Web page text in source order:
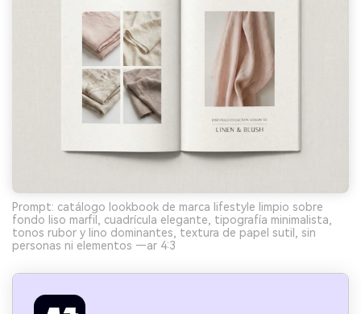
Prompt: catálogo lookbook de marca lifestyle limpio sobre
fondo liso marfil, cuadrícula elegante, tipografía minimalista,
tonos rubor y lino dominantes, textura de papel sutil, sin
personas ni elementos —ar 4:3